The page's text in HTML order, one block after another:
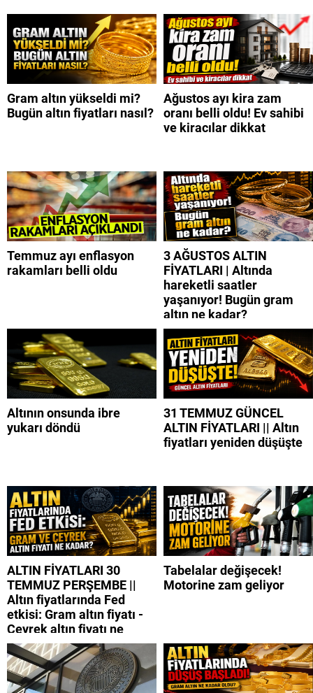
Gram altın yükseldi mi?
Bugün altın fiyatları nasıl?
Ağustos ayı kira zam
oranı belli oldu! Ev sahibi
ve kiracılar dikkat
Temmuz ayı enflasyon
rakamları belli oldu
3 AĞUSTOS ALTIN
FİYATLARI | Altında
hareketli saatler
yaşanıyor! Bugün gram
altın ne kadar?
Altının onsunda ibre
yukarı döndü
31 TEMMUZ GÜNCEL
ALTIN FİYATLARI || Altın
fiyatları yeniden düşüşte
ALTIN FİYATLARI 30
TEMMUZ PERŞEMBE ||
Altın fiyatlarında Fed
etkisi: Gram altın fiyatı -
Çeyrek altın fiyatı ne
kadar?
Tabelalar değişecek!
Motorine zam geliyor